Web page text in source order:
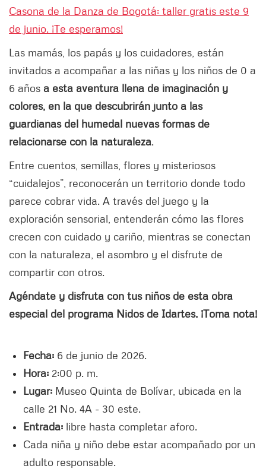
Casona de la Danza de Bogotá: taller gratis este 9
de junio. ¡Te esperamos!
Las mamás, los papás y los cuidadores, están
invitados a acompañar a las niñas y los niños de 0 a
6 años a esta aventura llena de imaginación y
colores, en la que descubrirán junto a las
guardianas del humedal nuevas formas de
relacionarse con la naturaleza.
Entre cuentos, semillas, flores y misteriosos
“cuidalejos”, reconocerán un territorio donde todo
parece cobrar vida. A través del juego y la
exploración sensorial, entenderán cómo las flores
crecen con cuidado y cariño, mientras se conectan
con la naturaleza, el asombro y el disfrute de
compartir con otros.
Agéndate y disfruta con tus niños de esta obra
especial del programa Nidos de Idartes. ¡Toma nota!
Fecha: 6 de junio de 2026.
Hora: 2:00 p. m.
Lugar: Museo Quinta de Bolívar, ubicada en la
calle 21 No. 4A - 30 este.
Entrada: libre hasta completar aforo.
Cada niña y niño debe estar acompañado por un
adulto responsable.